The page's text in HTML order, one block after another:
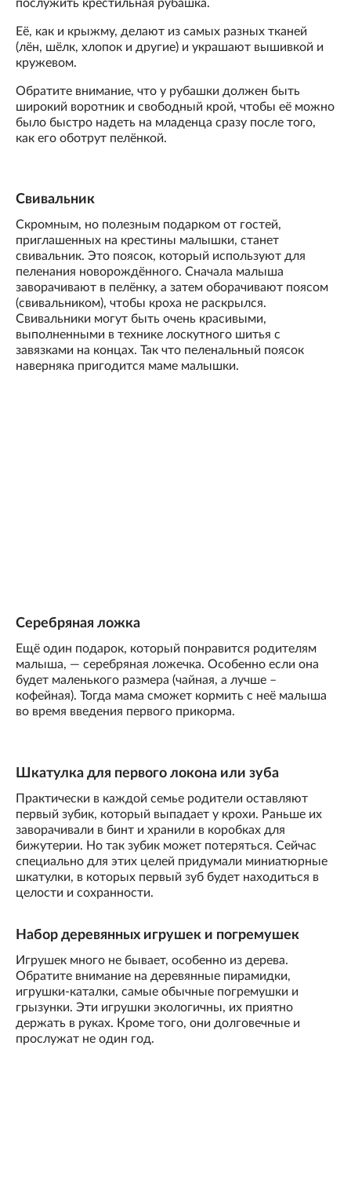
послужить крестильная рубашка.
Её, как и крыжму, делают из самых разных тканей
(лён, шёлк, хлопок и другие) и украшают вышивкой и
кружевом.
Обратите внимание, что у рубашки должен быть
широкий воротник и свободный крой, чтобы её можно
было быстро надеть на младенца сразу после того,
как его оботрут пелёнкой.
Свивальник
Скромным, но полезным подарком от гостей,
приглашенных на крестины малышки, станет
свивальник. Это поясок, который используют для
пеленания новорождённого. Сначала малыша
заворачивают в пелёнку, а затем оборачивают поясом
(свивальником), чтобы кроха не раскрылся.
Свивальники могут быть очень красивыми,
выполненными в технике лоскутного шитья с
завязками на концах. Так что пеленальный поясок
наверняка пригодится маме малышки.
Серебряная ложка
Ещё один подарок, который понравится родителям
малыша, — серебряная ложечка. Особенно если она
будет маленького размера (чайная, а лучше –
кофейная). Тогда мама сможет кормить с неё малыша
во время введения первого прикорма.
Шкатулка для первого локона или зуба
Практически в каждой семье родители оставляют
первый зубик, который выпадает у крохи. Раньше их
заворачивали в бинт и хранили в коробках для
бижутерии. Но так зубик может потеряться. Сейчас
специально для этих целей придумали миниатюрные
шкатулки, в которых первый зуб будет находиться в
целости и сохранности.
Набор деревянных игрушек и погремушек
Игрушек много не бывает, особенно из дерева.
Обратите внимание на деревянные пирамидки,
игрушки-каталки, самые обычные погремушки и
грызунки. Эти игрушки экологичны, их приятно
держать в руках. Кроме того, они долговечные и
прослужат не один год.